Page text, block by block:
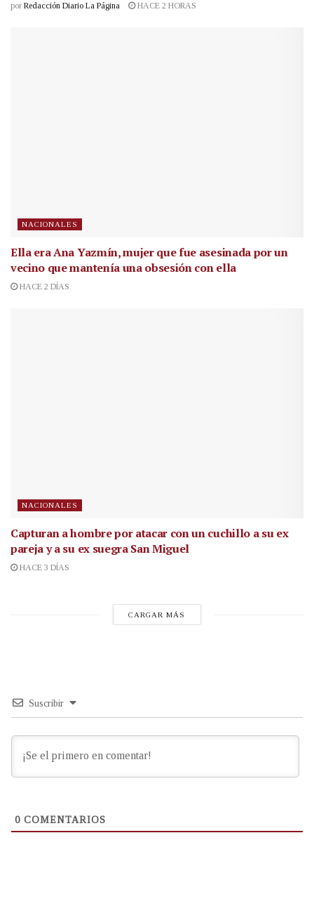
por Redacción Diario La Página HACE 2 HORAS
NACIONALES
Ella era Ana Yazmín, mujer que fue asesinada por un
vecino que mantenía una obsesión con ella
HACE 2 DÍAS
NACIONALES
Capturan a hombre por atacar con un cuchillo a su ex
pareja y a su ex suegra San Miguel
HACE 3 DÍAS
CARGAR MÁS
Suscribir
0 COMENTARIOS